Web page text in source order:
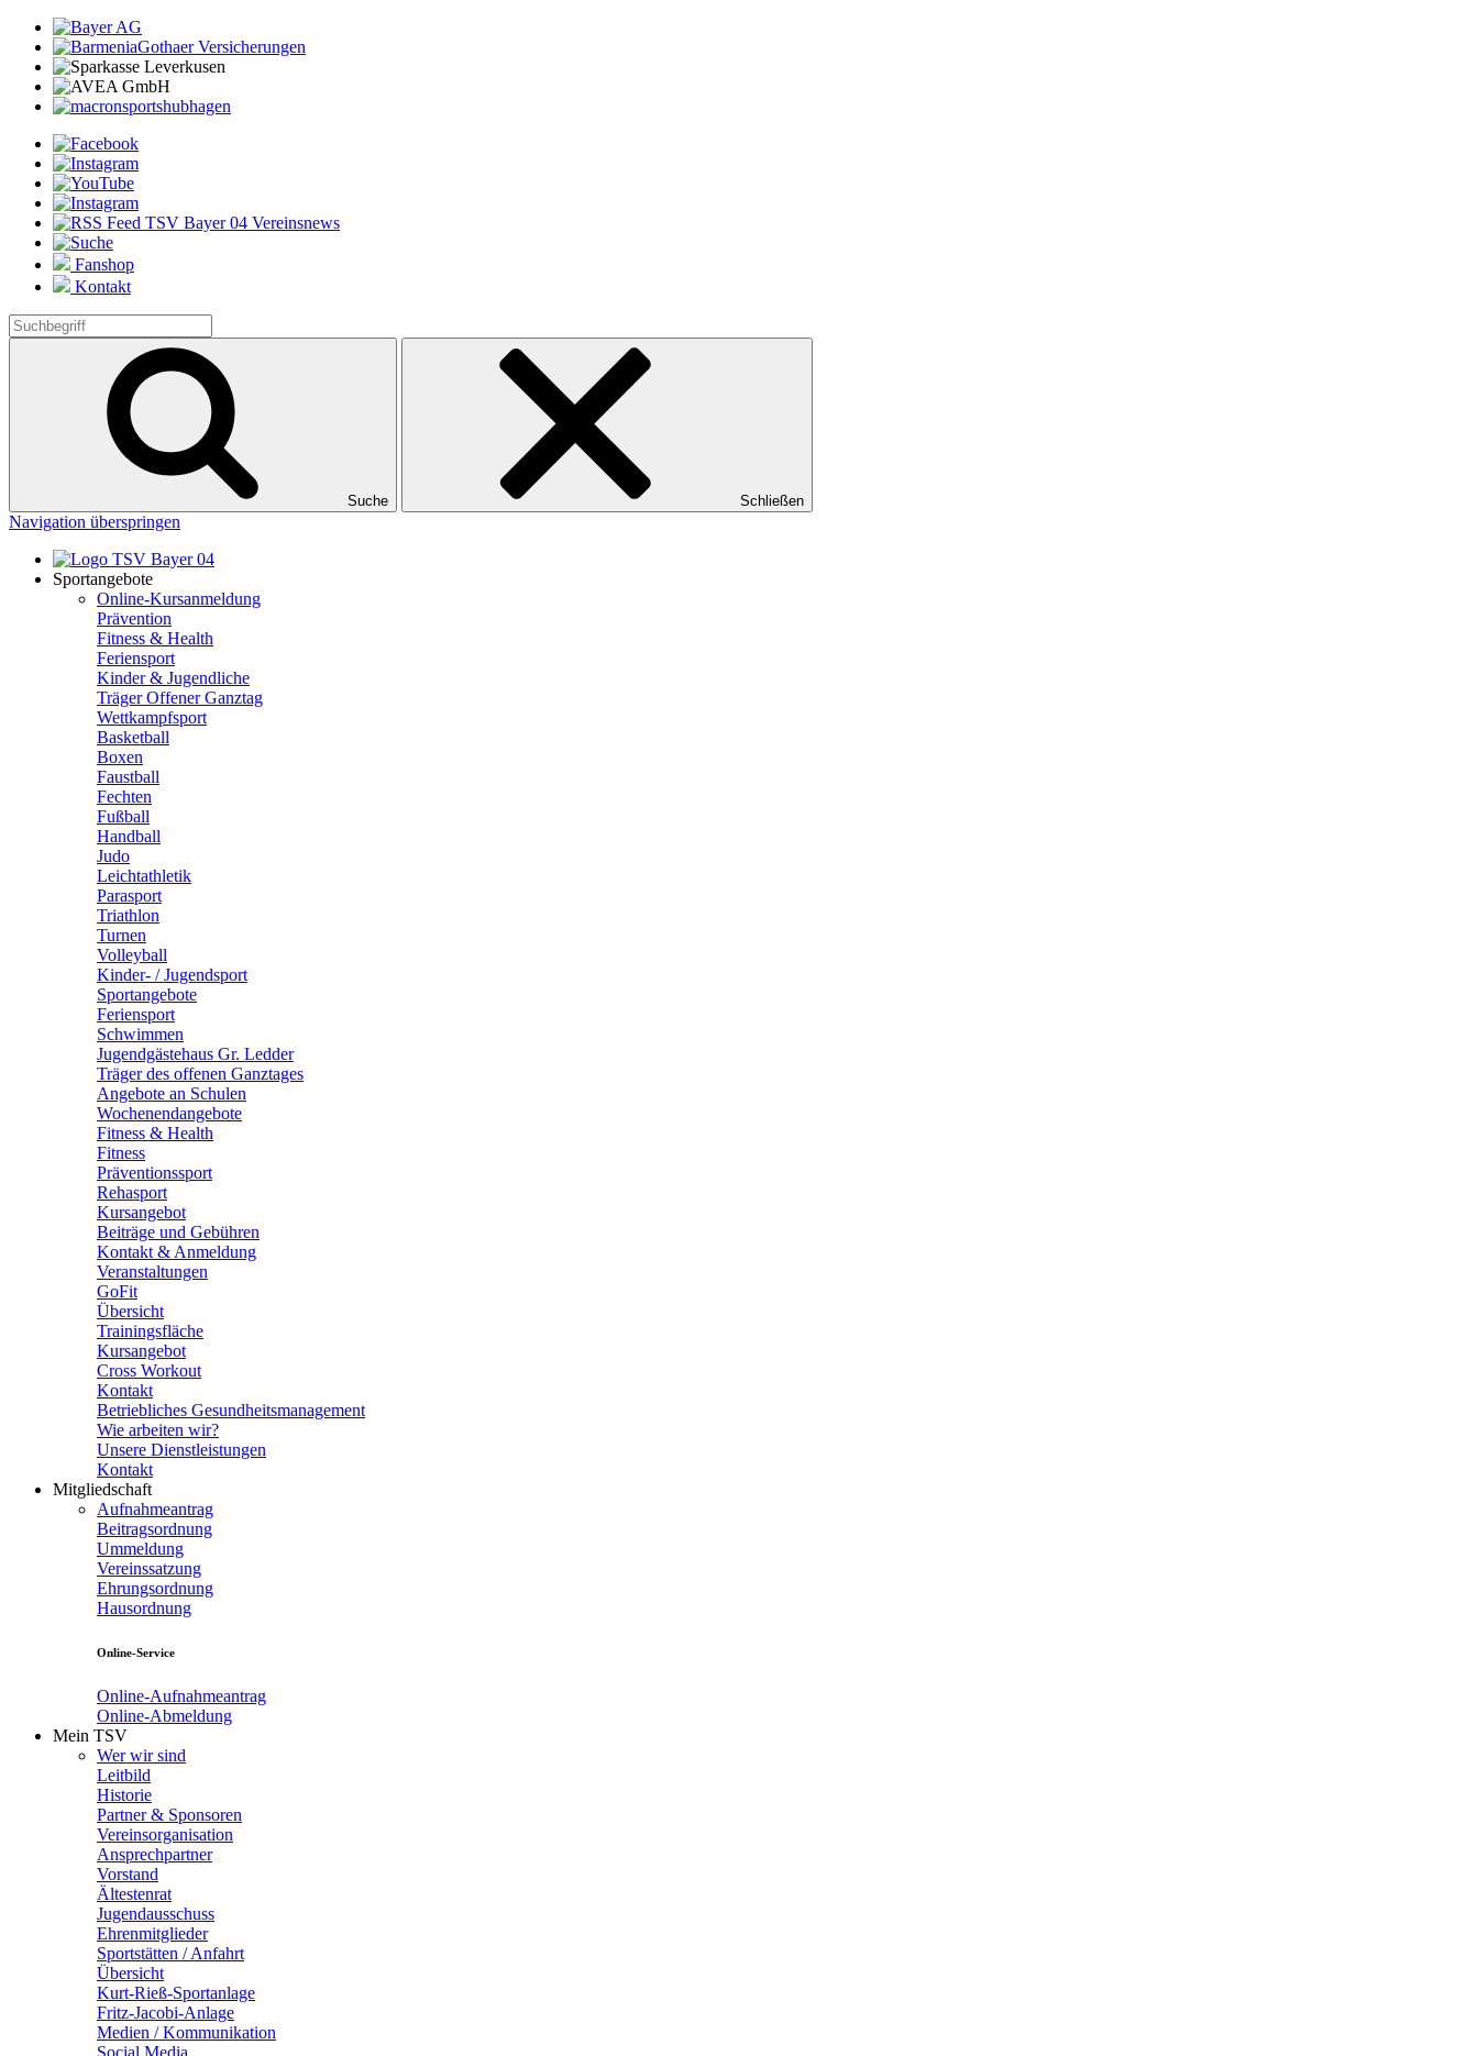
Fanshop
Kontakt
Suche Schließen
Navigation überspringen
Sportangebote
Online-Kursanmeldung
Prävention
Fitness & Health
Feriensport
Kinder & Jugendliche
Träger Offener Ganztag
Wettkampfsport
Basketball
Boxen
Faustball
Fechten
Fußball
Handball
Judo
Leichtathletik
Parasport
Triathlon
Turnen
Volleyball
Kinder- / Jugendsport
Sportangebote
Feriensport
Schwimmen
Jugendgästehaus Gr. Ledder
Träger des offenen Ganztages
Angebote an Schulen
Wochenendangebote
Fitness & Health
Fitness
Präventionssport
Rehasport
Kursangebot
Beiträge und Gebühren
Kontakt & Anmeldung
Veranstaltungen
GoFit
Übersicht
Trainingsfläche
Kursangebot
Cross Workout
Kontakt
Betriebliches Gesundheitsmanagement
Wie arbeiten wir?
Unsere Dienstleistungen
Kontakt
Mitgliedschaft
Aufnahmeantrag
Beitragsordnung
Ummeldung
Vereinssatzung
Ehrungsordnung
Hausordnung
Online-Service
Online-Aufnahmeantrag
Online-Abmeldung
Mein TSV
Wer wir sind
Leitbild
Historie
Partner & Sponsoren
Vereinsorganisation
Ansprechpartner
Vorstand
Ältestenrat
Jugendausschuss
Ehrenmitglieder
Sportstätten / Anfahrt
Übersicht
Kurt-Rieß-Sportanlage
Fritz-Jacobi-Anlage
Medien / Kommunikation
Social Media